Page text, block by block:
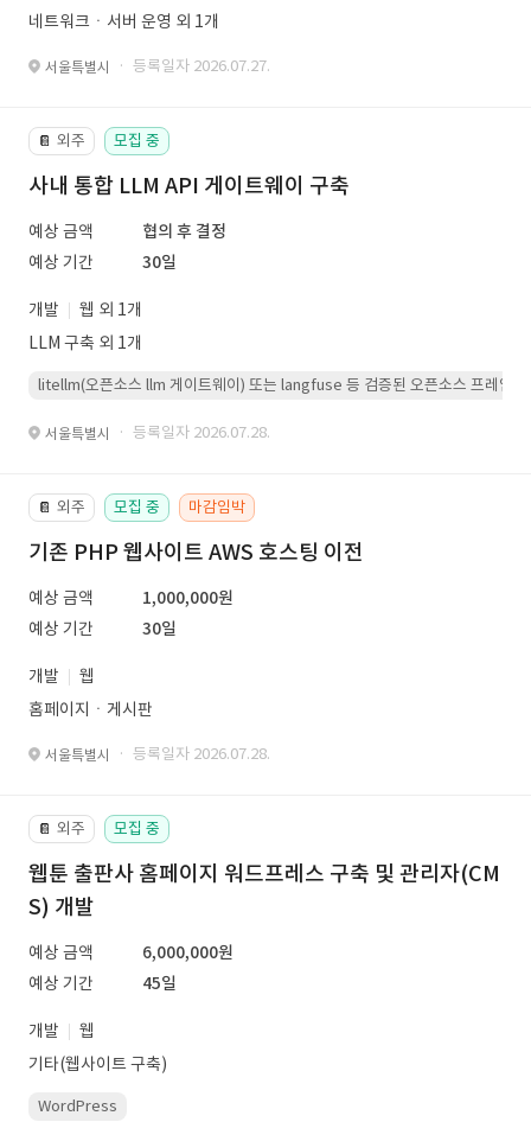
네트워크ㆍ서버 운영 외 1개
서울특별시 · 등록일자 2026.07.27.
📔 외주 모집 중
사내 통합 LLM API 게이트웨이 구축
예상 금액
협의 후 결정
예상 기간
30일
개발
웹 외 1개
LLM 구축 외 1개
litellm(오픈소스 llm 게이트웨이) 또는 langfuse 등 검증된 오픈소스 프레임워
서울특별시 · 등록일자 2026.07.28.
📔 외주 모집 중 마감임박
기존 PHP 웹사이트 AWS 호스팅 이전
예상 금액
1,000,000원
예상 기간
30일
개발
웹
홈페이지ㆍ게시판
서울특별시 · 등록일자 2026.07.28.
📔 외주 모집 중
웹툰 출판사 홈페이지 워드프레스 구축 및 관리자(CM
S) 개발
예상 금액
6,000,000원
예상 기간
45일
개발
웹
기타(웹사이트 구축)
WordPress